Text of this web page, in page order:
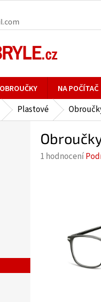
OBROUČKY NA POČÍTAČ
Plastové
Průměrné
hvězdiček.
1 hodnocení